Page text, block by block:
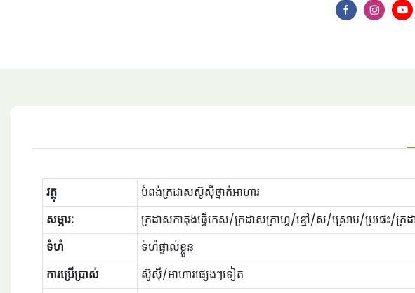
វត្ថុ
បំពង់ក្រដាសស៊ូស៊ីថ្នាក់អាហារ
សម្ភារៈ
ក្រដាសកាតុងធ្វើកេស/ក្រដាសក្រាហ្វ/ខ្មៅ/ស/ស្រោប/ប្រផេះ/ក្
ទំហំ
ទំហំផ្ទាល់ខ្លួន
ការប្រើប្រាស់
ស៊ូស៊ី/អាហារផ្សេងៗទៀត